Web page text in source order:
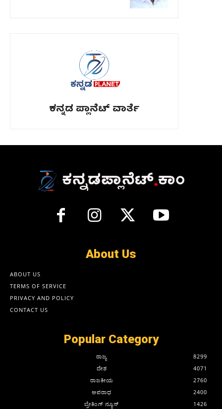
ಕನ್ನಡ ಪ್ಲಾನೆಟ್ ವಾರ್ತೆ
About Us
ABOUT US
TERMS OF SERVICE
PRIVACY AND POLICY
CONTACT US
Popular Category
ರಾಜ್ಯ
8299
ದೇಶ
4071
ರಾಜಕೀಯ
2760
ಅಪರಾಧ
2400
ಬ್ರೇಕಿಂಗ್ ನ್ಯೂಸ್
1426